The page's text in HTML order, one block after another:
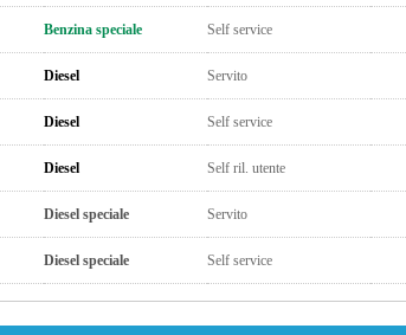
Benzina speciale Self service
Diesel Servito
Diesel Self service
Diesel Self ril. utente
Diesel speciale Servito
Diesel speciale Self service